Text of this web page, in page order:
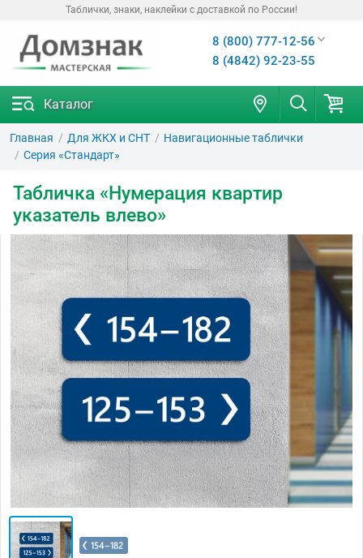
Таблички, знаки, наклейки с доставкой по России!
8 (800) 777-12-56
8 (4842) 92-23-55
Каталог
Главная Для ЖКХ и СНТ
Навигационные таблички
Серия «Стандарт»
Табличка «Нумерация квартир
указатель влево»